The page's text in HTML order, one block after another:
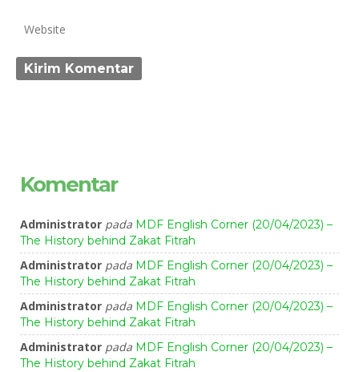
Komentar
Administrator pada MDF English Corner (20/04/2023) –
The History behind Zakat Fitrah
Administrator pada MDF English Corner (20/04/2023) –
The History behind Zakat Fitrah
Administrator pada MDF English Corner (20/04/2023) –
The History behind Zakat Fitrah
Administrator pada MDF English Corner (20/04/2023) –
The History behind Zakat Fitrah